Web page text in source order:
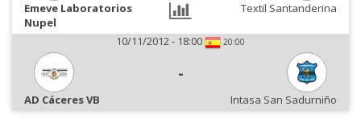
Emeve Laboratorios
Nupel
Textil Santanderina
10/11/2012 - 18:00 20:00
-
AD Cáceres VB Intasa San Sadurniño